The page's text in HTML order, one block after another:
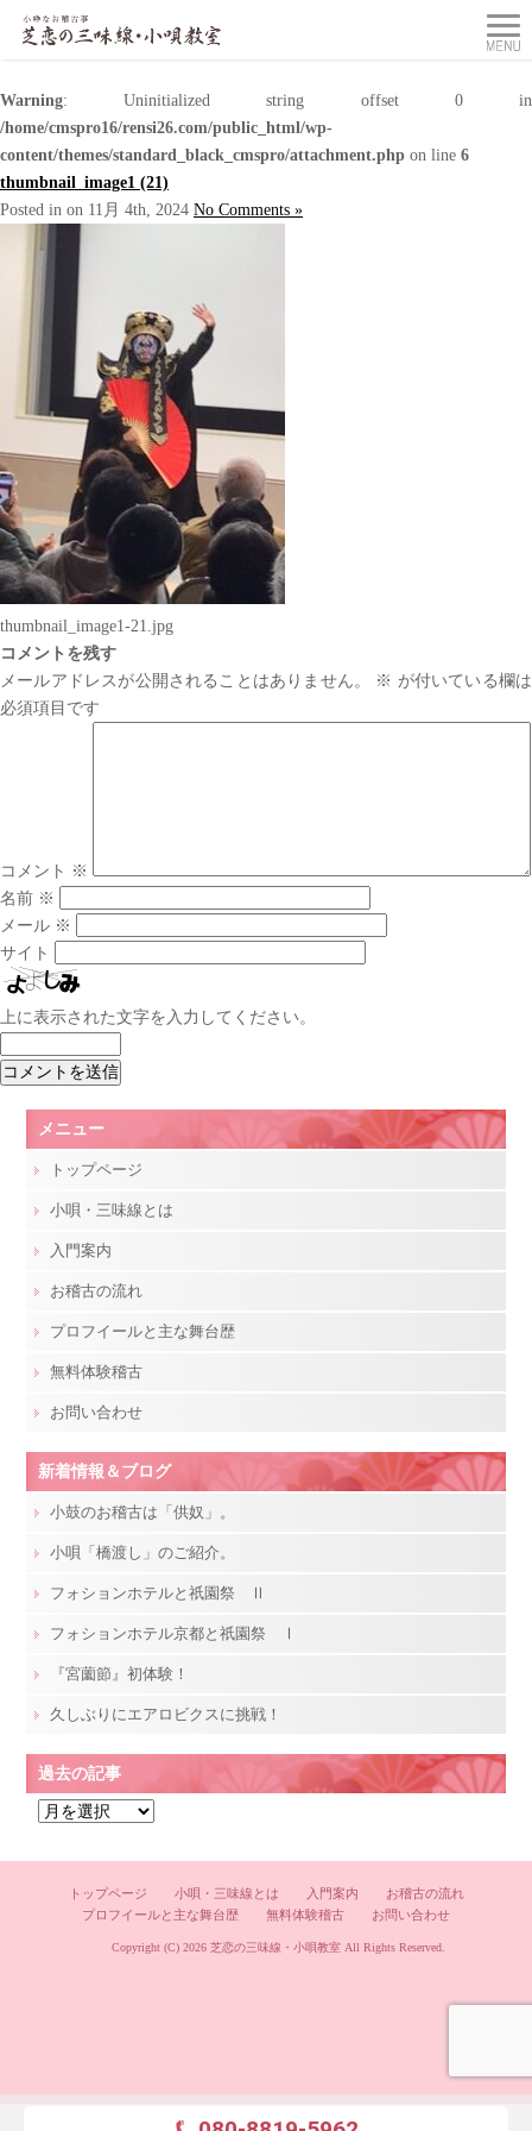
Warning: Uninitialized string offset 0 in
/home/cmspro16/rensi26.com/public_html/wp-
content/themes/standard_black_cmspro/attachment.php on line 6
thumbnail_image1 (21)
Posted in on 11月 4th, 2024 No Comments »
thumbnail_image1-21.jpg
コメントを残す
メールアドレスが公開されることはありません。
※ が付いている欄は
必須項目です
コメント ※
名前 ※
メール ※
サイト
上に表示された文字を入力してください。
メニュー
トップページ
小唄・三味線とは
入門案内
お稽古の流れ
プロフイールと主な舞台歴
無料体験稽古
お問い合わせ
新着情報＆ブログ
小鼓のお稽古は「供奴」。
小唄「橋渡し」のご紹介。
フォションホテルと祇園祭 Ⅱ
フォションホテル京都と祇園祭 Ⅰ
『宮薗節』初体験！
久しぶりにエアロビクスに挑戦！
過去の記事
の
トップページ 小唄・三味線とは 入門案内
お稽古の流れ
プロフイールと主な舞台歴
無料体験稽古 お問い合わせ
Copyright (C) 2026 芝恋の三味線・小唄教室All Rights Reserved.